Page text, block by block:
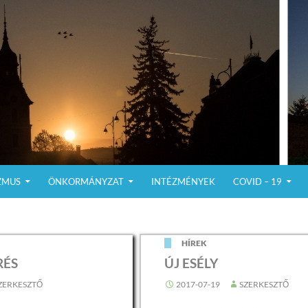
ÖNKORMÁNYZAT INTÉZMÉNYEK COVID – 19
HÍREK
ÚJ ESÉLY
2017-07-19 SZERKESZTŐ